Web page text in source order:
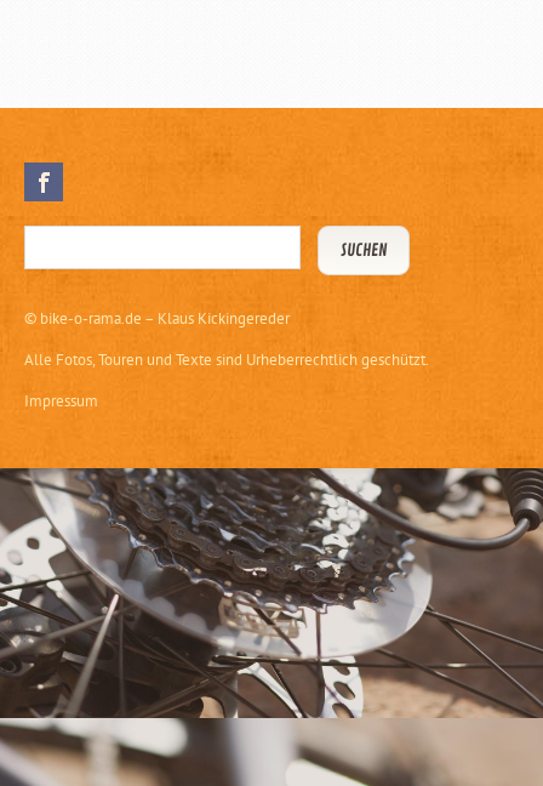
© bike-o-rama.de – Klaus Kickingereder
Alle Fotos, Touren und Texte sind Urheberrechtlich geschützt.
Impressum